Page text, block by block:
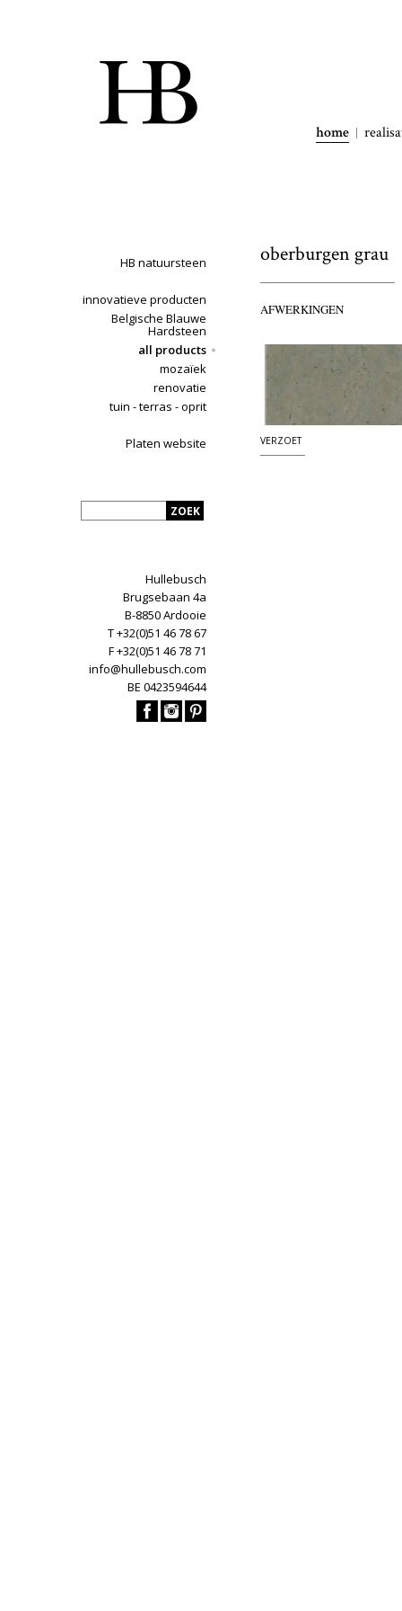
home
HB natuursteen
innovatieve producten
Belgische Blauwe
Hardsteen
all products
mozaïek
renovatie
tuin - terras - oprit
Platen website
Hullebusch
Brugsebaan 4a
B-8850 Ardooie
T +32(0)51 46 78 67
F +32(0)51 46 78 71
info@hullebusch.com
BE 0423594644
oberburgen grau
AFWERKINGEN
VERZOET